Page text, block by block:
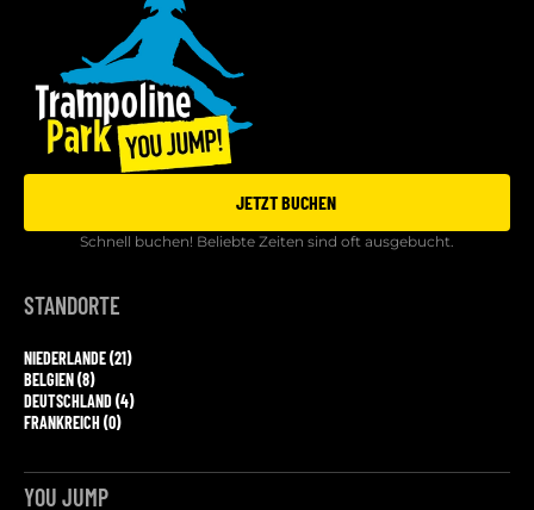
JETZT BUCHEN
Schnell buchen! Beliebte Zeiten sind oft ausgebucht.
STANDORTE
NIEDERLANDE (21)
BELGIEN (8)
DEUTSCHLAND (4)
FRANKREICH (0)
YOU JUMP